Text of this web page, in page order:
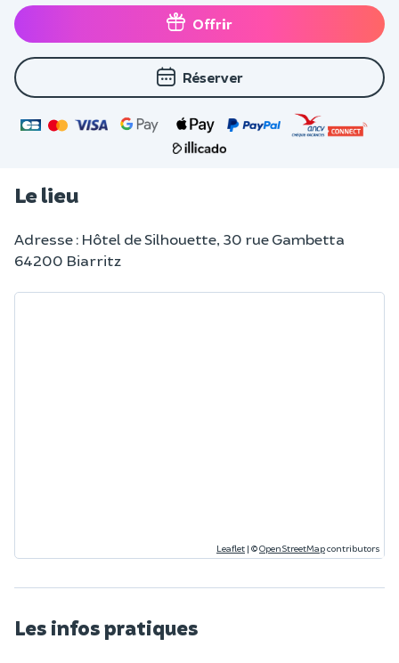
Offrir
Réserver
Le lieu
Adresse : Hôtel de Silhouette, 30 rue Gambetta
64200 Biarritz
Leaflet | ©OpenStreetMapcontributors
Les infos pratiques